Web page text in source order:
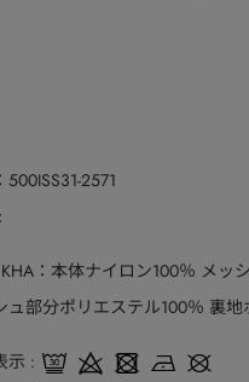
500ISS31-2571
KHA：本体ナイロン100％ メッ
ュ部分ポリエステル100％ 裏
示